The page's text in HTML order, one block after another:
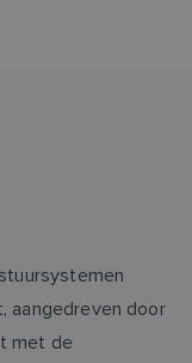
aangedreven door
met de